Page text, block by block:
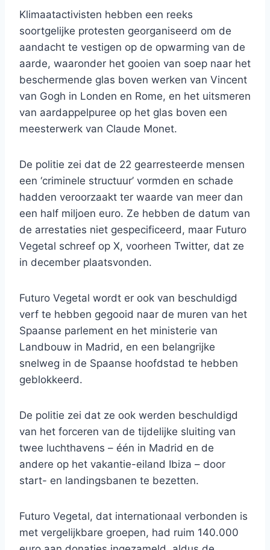
Klimaatactivisten hebben een reeks
soortgelijke protesten georganiseerd om de
aandacht te vestigen op de opwarming van de
aarde, waaronder het gooien van soep naar het
beschermende glas boven werken van Vincent
van Gogh in Londen en Rome, en het uitsmeren
van aardappelpuree op het glas boven een
meesterwerk van Claude Monet.
De politie zei dat de 22 gearresteerde mensen
een ‘criminele structuur’ vormden en schade
hadden veroorzaakt ter waarde van meer dan
een half miljoen euro. Ze hebben de datum van
de arrestaties niet gespecificeerd, maar Futuro
Vegetal schreef op X, voorheen Twitter, dat ze
in december plaatsvonden.
Futuro Vegetal wordt er ook van beschuldigd
verf te hebben gegooid naar de muren van het
Spaanse parlement en het ministerie van
Landbouw in Madrid, en een belangrijke
snelweg in de Spaanse hoofdstad te hebben
geblokkeerd.
De politie zei dat ze ook werden beschuldigd
van het forceren van de tijdelijke sluiting van
twee luchthavens – één in Madrid en de
andere op het vakantie-eiland Ibiza – door
start- en landingsbanen te bezetten.
Futuro Vegetal, dat internationaal verbonden is
met vergelijkbare groepen, had ruim 140.000